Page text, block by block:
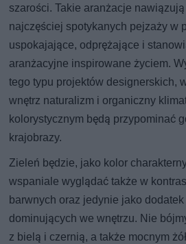
szarości. Takie aranżacje
najczęściej spotykanych pejzaży w
uspokajające, odprężające i
aranżacyjne inspirowane życiem.
tego typu projektów designerskich,
wnętrz naturalizm i organiczny
kolorystycznym będą przypominać
krajobrazy.
Zieleń będzie, jako kolor
wspaniale wyglądać także w
barwnych oraz jedynie jako
dominujących we wnętrzu. Nie
z bielą i czernią, a także mocnym